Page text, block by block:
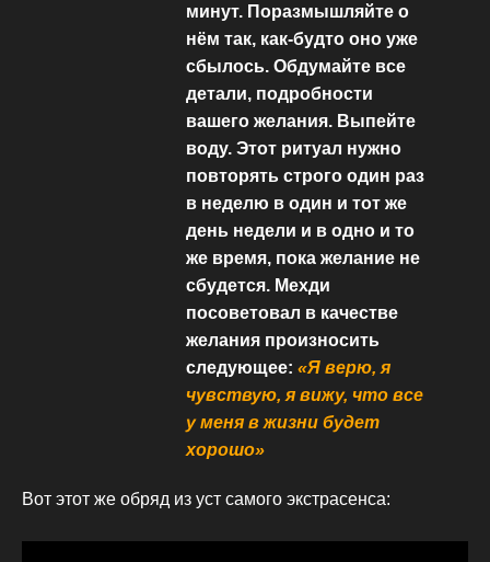
минут. Поразмышляйте о
нём так, как-будто оно уже
сбылось. Обдумайте все
детали, подробности
вашего желания. Выпейте
воду. Этот ритуал нужно
повторять строго один раз
в неделю в один и тот же
день недели и в одно и то
же время, пока желание не
сбудется. Мехди
посоветовал в качестве
желания произносить
следующее: «Я верю, я
чувствую, я вижу, что все
у меня в жизни будет
хорошо»
Вот этот же обряд из уст самого экстрасенса: